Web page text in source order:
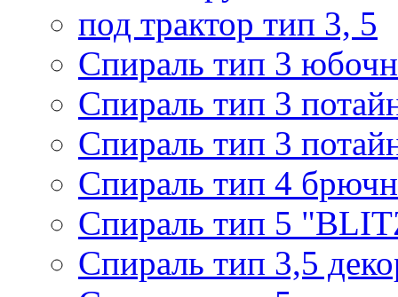
под трактор тип 3, 5
Спираль тип 3
Спираль тип 3
Спираль тип 3
Спираль тип 4
Спираль тип 5
Спираль тип 3,5